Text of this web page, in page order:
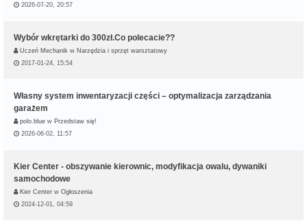
2026-07-20, 20:57
Wybór wkrętarki do 300zł.Co polecacie??
Uczeń Mechanik w Narzędzia i sprzęt warsztatowy
2017-01-24, 15:54
Własny system inwentaryzacji części – optymalizacja zarządzania
garażem
polo.blue w Przedstaw się!
2026-06-02, 11:57
Kier Center - obszywanie kierownic, modyfikacja owalu, dywaniki
samochodowe
Kier Center w Ogłoszenia
2024-12-01, 04:59